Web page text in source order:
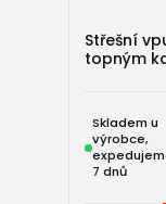
Jak vybrat a
Jak vybrat a
technický návod
🧩
Střešní
topným
Skladem u
výrobce,
7 dnů